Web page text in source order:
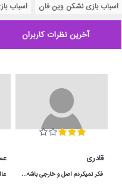
اسباب بازی نشکن وین فان
اسباب
آخرین نظرات کاربران
قادری
فکر نمیکردم اصل و خارجی باشه و اینقدر به موقع به دستم برسه برعکس بقیه ی پیجا که بد قولن